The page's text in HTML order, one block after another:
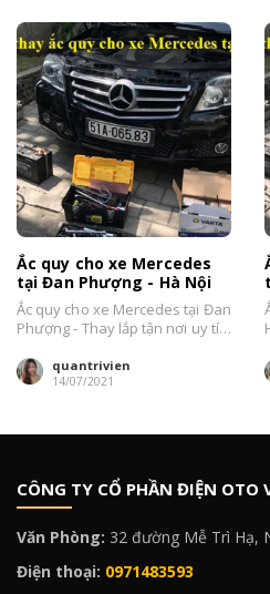
Ắc quy cho xe Mercedes
tại Đan Phượng - Hà Nội
Ắc quy cho xe Mercedes tại Đan
Phượng - Thay lắp tận nơi uy tín
quantrivien
14/07/2021
CÔNG TY CỔ PHẦN ĐIỆN OTO
Văn Phòng: 32 đường Mễ Trì Hạ,
Điện thoại: 0971483593